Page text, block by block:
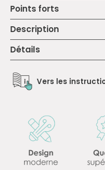
Points forts
Description
Détails
Vers les